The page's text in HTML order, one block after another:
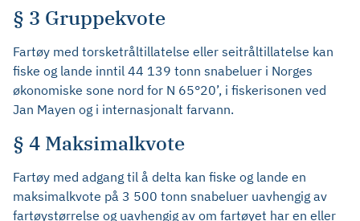
§ 3 Gruppekvote
Fartøy med torsketråltillatelse eller seitråltillatelse kan
fiske og lande inntil 44 139 tonn snabeluer i Norges
økonomiske sone nord for N 65°20’, i fiskerisonen ved
Jan Mayen og i internasjonalt farvann.
§ 4 Maksimalkvote
Fartøy med adgang til å delta kan fiske og lande en
maksimalkvote på 3 500 tonn snabeluer uavhengig av
fartøystørrelse og uavhengig av om fartøyet har en eller